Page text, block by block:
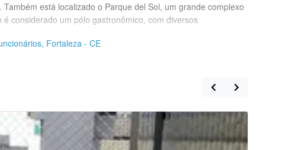
está localizado o Parque del Sol, um grande complexo
considerado um pólo gastronômico, com diversos
Fortaleza - CE